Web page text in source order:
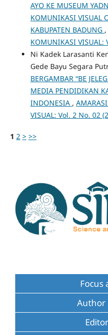
AYO KE MUSEUM
KOMUNIKASI VISUAL
KABUPATEN BADUNG ,
KOMUNIKASI VISUAL:
Ni Kadek Larasanti
Gede Bayu Segara
BERGAMBAR “BE
MEDIA PENDIDIKAN
INDONESIA ,
VISUAL: Vol. 2 No. 02
1 2 > >>
Focus
Author